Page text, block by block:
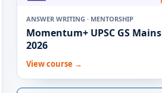
ANSWER WRITING · MENTORSHIP
Momentum+ UPSC GS Mains
2026
View course →